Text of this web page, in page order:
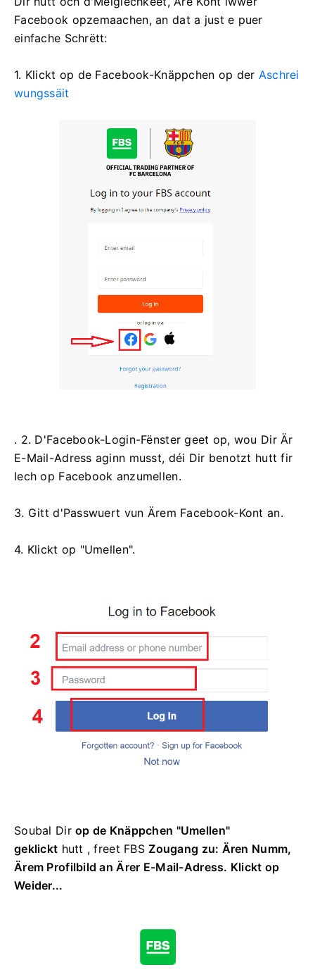
Facebook opzemaachen, an dat a just e puer
einfache Schrëtt:
1. Klickt op de Facebook-Knäppchen op der Aschrei
wungssäit
. 2. D'Facebook-Login-Fënster geet op, wou Dir Är
E-Mail-Adress aginn musst, déi Dir benotzt hutt fir
Iech op Facebook anzumellen.
3. Gitt d'Passwuert vun Ärem Facebook-Kont an.
4. Klickt op "Umellen".
Soubal Dirop de Knäppchen "Umellen"
geklickt hutt , freet FBSZougang zu: Ären Numm,
Ärem Profilbild an Ärer E-Mail-Adress. Klickt op
Weider...